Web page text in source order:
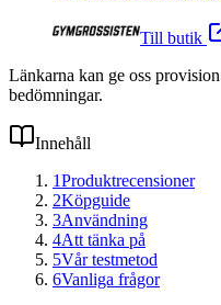
Till butik
Länkarna kan ge oss
bedömningar.
Innehåll
1Produktrecensioner
2Köpguide
3Användning
4Att tänka på
5Vår testmetod
6Vanliga frågor